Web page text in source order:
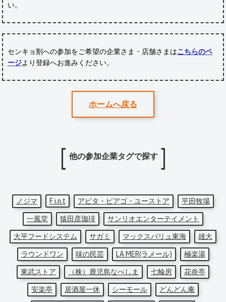
い。
センキョ割への参加をご希望の企業さま・店舗さまはこちらのペ
ージより登録へお進みください。
ホームへ戻る
他の参加企業タグで探す
ノジマ F i.n.t アピタ・ピアゴ・ユーストア
平田牧場
一風堂
猿田彦珈琲
サンリオエンターテイメント
大平フードシステム
サガミ マックスバリュ東海
雄大
ラウンドワン
味の民芸 LA MER(ラメール)
極楽湯
東武ストア
（株）鹿児島なべしま 七輪房
花炎亭
安楽亭
居酒屋一休 シーモール
どんどん庵